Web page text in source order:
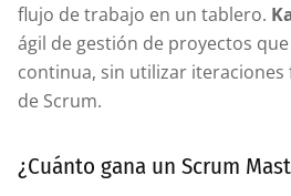
flujo de trabajo en un tablero.
ágil de gestión de proyectos
continua, sin utilizar
de Scrum.
¿Cuánto gana un Scrum